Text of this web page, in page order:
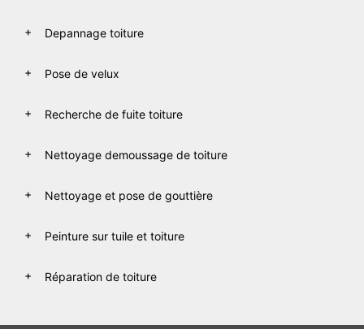
Depannage toiture
Pose de velux
Recherche de fuite toiture
Nettoyage demoussage de toiture
Nettoyage et pose de gouttière
Peinture sur tuile et toiture
Réparation de toiture